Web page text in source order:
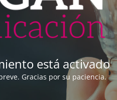
está activado
Gracias por su paciencia.